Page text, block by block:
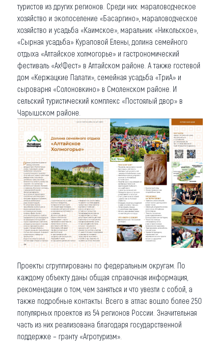
туристов из других регионов. Среди них: мараловодческое
хозяйство и экопоселение «Басаргино», мараловодческое
хозяйство и усадьба «Каимское», маральник «Никольское»,
«Сырная усадьба» Кураповой Елены, долина семейного
отдыха «Алтайское холмогорье» и гастрономический
фестиваль «Ах!Фест» в Алтайском районе. А также гостевой
дом «Кержацкие Палати», семейная усадьба «ТриА» и
сыроварня «Солоновкино» в Смоленском районе. И
сельский туристический комплекс «Постоялый двор» в
Чарышском районе.
Проекты сгруппированы по федеральным округам. По
каждому объекту даны общая справочная информация,
рекомендации о том, чем заняться и что увезти с собой, а
также подробные контакты. Всего в атлас вошло более 250
популярных проектов из 54 регионов России. Значительная
часть из них реализована благодаря государственной
поддержке – гранту «Агротуризм».